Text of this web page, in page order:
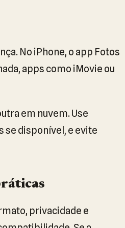
No iPhone, o app Fotos
apps como iMovie ou
em nuvem. Use
se disponível, e evite
privacidade e